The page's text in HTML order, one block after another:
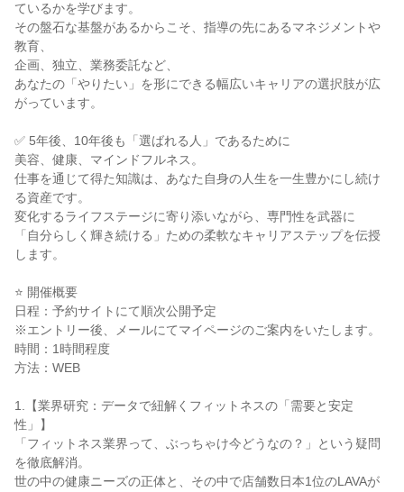
ているかを学びます。
その盤石な基盤があるからこそ、指導の先にあるマネジメントや
教育、
企画、独立、業務委託など、
あなたの「やりたい」を形にできる幅広いキャリアの選択肢が広
がっています。
✅ 5年後、10年後も「選ばれる人」であるために
美容、健康、マインドフルネス。
仕事を通じて得た知識は、あなた自身の人生を一生豊かにし続け
る資産です。
変化するライフステージに寄り添いながら、専門性を武器に
「自分らしく輝き続ける」ための柔軟なキャリアステップを伝授
します。
⭐ 開催概要
日程：予約サイトにて順次公開予定
※エントリー後、メールにてマイページのご案内をいたします。
時間：1時間程度
方法：WEB
1.【業界研究：データで紐解くフィットネスの「需要と安定
性」】
「フィットネス業界って、ぶっちゃけ今どうなの？」という疑問
を徹底解消。
世の中の健康ニーズの正体と、その中で店舗数日本1位のLAVAが